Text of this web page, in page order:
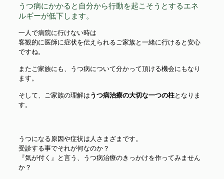
うつ病にかかると自分から行動を起こそうとするエネ
ルギーが低下します。
一人で病院に行けない時は
客観的に医師に症状を伝えられるご家族と一緒に行けると安心
ですね。
またご家族にも、うつ病について分かって頂ける機会にもなり
ます。
そして、ご家族の理解はうつ病治療の大切な一つの柱となりま
す。
うつになる原因や症状は人さまざまです。
受診する事でそれが何なのか？
『気が付く』と言う、うつ病治療のきっかけを作ってみません
か？